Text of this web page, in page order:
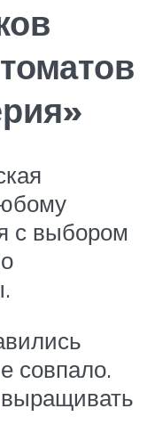
с выбором
совпало.